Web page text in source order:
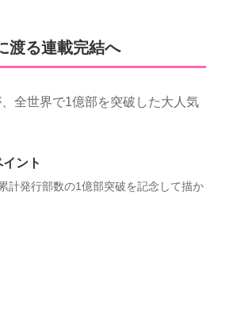
渡る連載完結へ
全世界で1億部を突破した大人気
ント
計発行部数の1億部突破を記念して描か